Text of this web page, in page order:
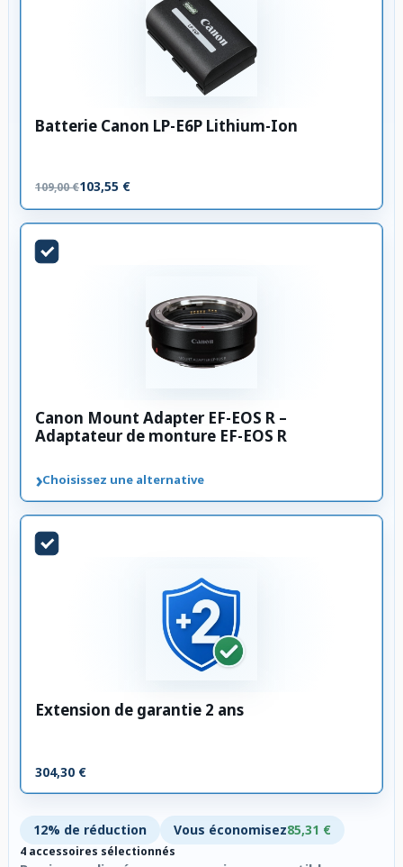
Batterie Canon LP-E6P Lithium-Ion
109,00 €103,55 €
Canon Mount Adapter EF-EOS R –
Adaptateur de monture EF-EOS R
›Choisissez une alternative
Extension de garantie 2 ans
304,30 €
12% de réduction Vous économisez85,31 €
4 accessoires sélectionnés